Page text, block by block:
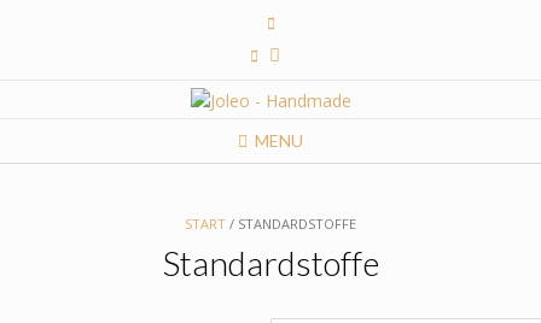
MENU
START / STANDARDSTOFFE
Standardstoffe